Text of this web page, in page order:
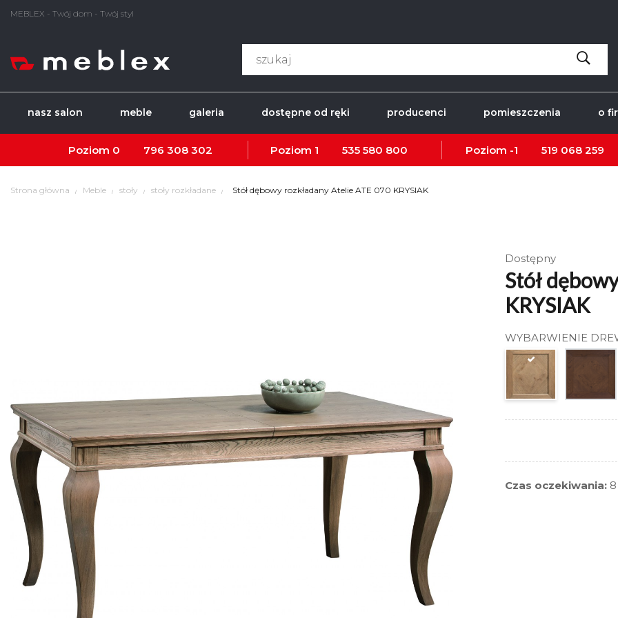
MEBLEX - Twój dom - Twój styl
nasz salon meble galeria dostępne od ręki producenci pomieszczenia o
Poziom 0 796 308 302 Poziom 1 535 580 800 Poziom -1 519 068 259
Strona główna Meble stoły stoły rozkładane Stół dębowy rozkładany Atelie ATE 070 KRYSIAK
Dostępny
Stół
KRYSIAK
WYBARWIENIE
Czas oczekiwania: